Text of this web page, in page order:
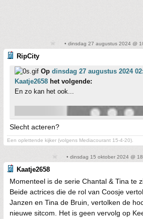
• dinsdag 27 augustus 2024 @
RipCity
Op dinsdag 27 augustus 2024
Kaatje2658 het volgende:
En zo kan het ook...
Slecht acteren?
Een oplettende kijker (volgens Mediacourant 15-4-20).
• dinsdag 15 oktober 2024 @
Kaatje2658
Momenteel is de serie Chantal & Tina te
Beide actrices die de rol van Coosje
Janzen en Tina de Bruin, vertolken de
nieuwe sitcom. Het is geen vervolg op